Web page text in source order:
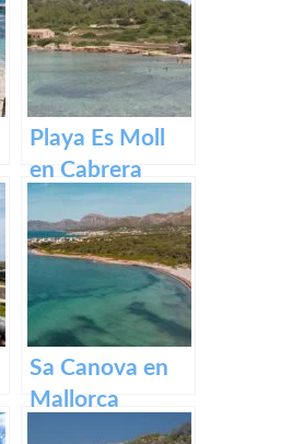
Playa Es Moll
en Cabrera
Sa Canova en
Mallorca